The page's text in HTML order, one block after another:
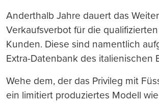
Anderthalb Jahre dauert das
Verkaufsverbot für die
Kunden. Diese sind namentlich
Extra-Datenbank des italienischen
Wehe dem, der das Privileg mit
ein limitiert produziertes Modell